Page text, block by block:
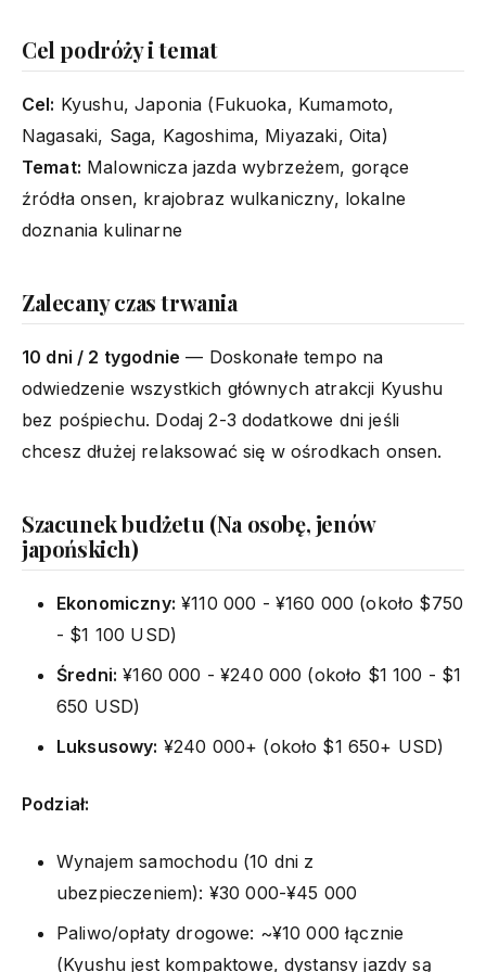
Cel podróży i temat
Cel: Kyushu, Japonia (Fukuoka, Kumamoto,
Nagasaki, Saga, Kagoshima, Miyazaki, Oita)
Temat: Malownicza jazda wybrzeżem, gorące
źródła onsen, krajobraz wulkaniczny, lokalne
doznania kulinarne
Zalecany czas trwania
10 dni / 2 tygodnie — Doskonałe tempo na
odwiedzenie wszystkich głównych atrakcji Kyushu
bez pośpiechu. Dodaj 2-3 dodatkowe dni jeśli
chcesz dłużej relaksować się w ośrodkach onsen.
Szacunek budżetu (Na osobę, jenów
japońskich)
Ekonomiczny: ¥110 000 - ¥160 000 (około $750
- $1 100 USD)
Średni: ¥160 000 - ¥240 000 (około $1 100 - $1
650 USD)
Luksusowy: ¥240 000+ (około $1 650+ USD)
Podział:
Wynajem samochodu (10 dni z
ubezpieczeniem): ¥30 000-¥45 000
Paliwo/opłaty drogowe: ~¥10 000 łącznie
(Kyushu jest kompaktowe, dystansy jazdy są